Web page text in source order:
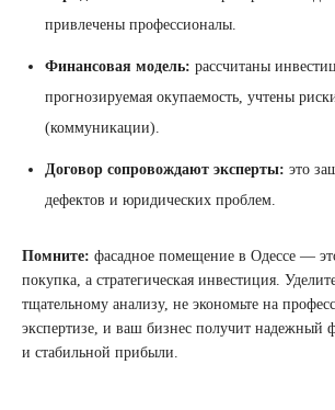
привлечены профессионалы.
Финансовая модель: рассчитаны
прогнозируемая окупаемость, учтены
(коммуникации).
Договор сопровождают эксперты: это
дефектов и юридических проблем.
Помните: фасадное помещение в Одессе —
покупка, а стратегическая инвестиция.
тщательному анализу, не экономьте на
экспертизе, и ваш бизнес получит надежный
и стабильной прибыли.